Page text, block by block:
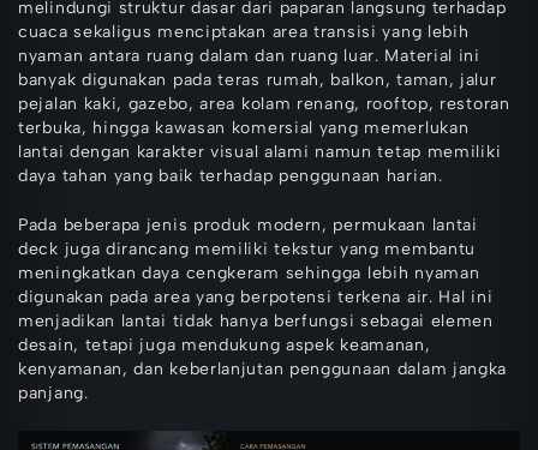
melindungi struktur dasar dari paparan langsung terhadap
cuaca sekaligus menciptakan area transisi yang lebih
nyaman antara ruang dalam dan ruang luar. Material ini
banyak digunakan pada teras rumah, balkon, taman, jalur
pejalan kaki, gazebo, area kolam renang, rooftop, restoran
terbuka, hingga kawasan komersial yang memerlukan
lantai dengan karakter visual alami namun tetap memiliki
daya tahan yang baik terhadap penggunaan harian.
Pada beberapa jenis produk modern, permukaan lantai
deck juga dirancang memiliki tekstur yang membantu
meningkatkan daya cengkeram sehingga lebih nyaman
digunakan pada area yang berpotensi terkena air. Hal ini
menjadikan lantai tidak hanya berfungsi sebagai elemen
desain, tetapi juga mendukung aspek keamanan,
kenyamanan, dan keberlanjutan penggunaan dalam jangka
panjang.